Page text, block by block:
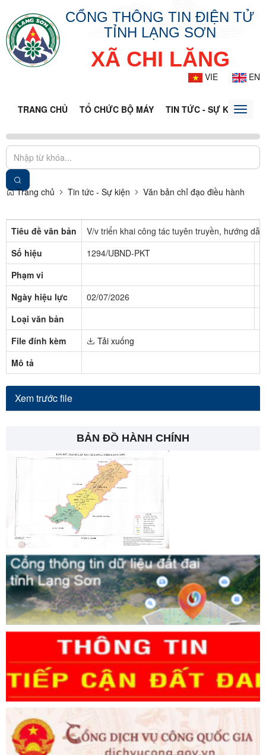
CỔNG THÔNG TIN ĐIỆN TỬ
TỈNH LẠNG SƠN
XÃ CHI LĂNG
VIE EN
TRANG CHỦ TỔ CHỨC BỘ MÁY TIN TỨC - SỰ KIỆNToggle
Trang chủ Tin tức - Sự kiện Văn bản chỉ đạo điều hành
Tiêu đề văn bản
V/v triển khai công tác tuyên truyền, hướng
Số hiệu
1294/UBND-PKT
Phạm vi
Ngày hiệu lực
02/07/2026
Loại văn bản
File đính kèm
Tải xuống
Mô tả
Xem trước file
BẢN ĐỒ HÀNH CHÍNH